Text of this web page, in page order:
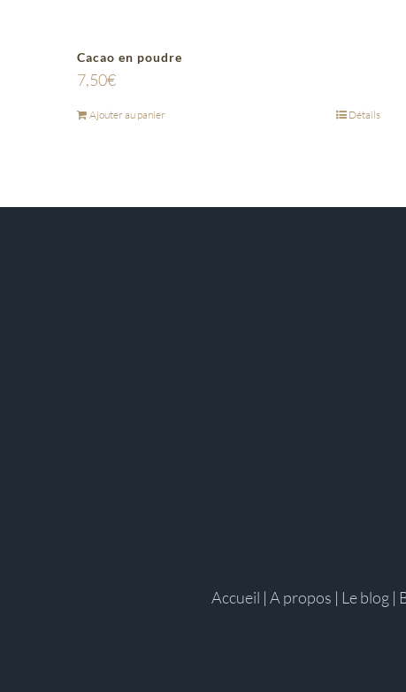
Cacao en poudre
7,50€
Ajouter au panier Détails
Accueil | A propos | Le blog |